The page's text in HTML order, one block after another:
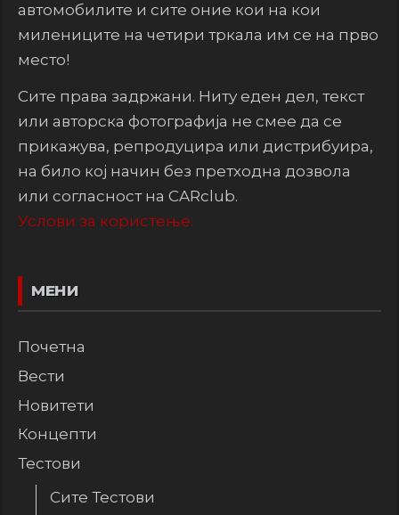
автомобилите и сите оние кои на кои
милениците на четири тркала им се на прво
место!
Сите права задржани. Ниту еден дел, текст
или авторска фотографија не смее да се
прикажува, репродуцира или дистрибуира,
на било кој начин без претходна дозвола
или согласност на CARclub.
Услови за користење.
МЕНИ
Почетна
Вести
Новитети
Концепти
Тестови
Сите Тестови